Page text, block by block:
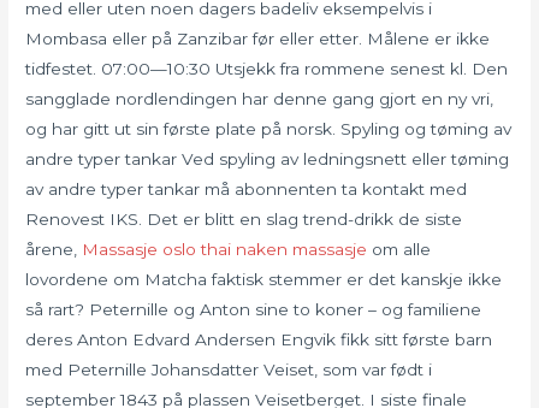
med eller uten noen dagers badeliv eksempelvis i
Mombasa eller på Zanzibar før eller etter. Målene er ikke
tidfestet. 07:00—10:30 Utsjekk fra rommene senest kl. Den
sangglade nordlendingen har denne gang gjort en ny vri,
og har gitt ut sin første plate på norsk. Spyling og tøming av
andre typer tankar Ved spyling av ledningsnett eller tøming
av andre typer tankar må abonnenten ta kontakt med
Renovest IKS. Det er blitt en slag trend-drikk de siste
årene,
Massasje oslo thai naken massasje om alle
lovordene om Matcha faktisk stemmer er det kanskje ikke
så rart? Peternille og Anton sine to koner – og familiene
deres Anton Edvard Andersen Engvik fikk sitt første barn
med Peternille Johansdatter Veiset, som var født i
september 1843 på plassen Veisetberget. I siste finale